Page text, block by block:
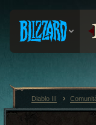
Diablo III